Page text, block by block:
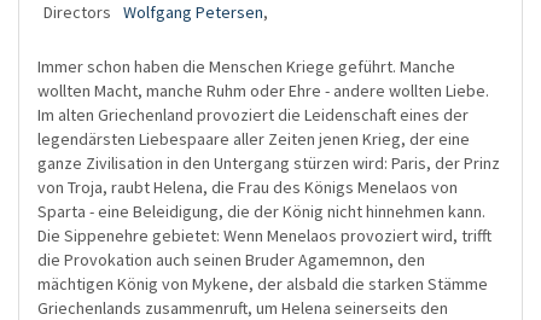
Directors
Wolfgang Petersen,
Immer schon haben die Menschen Kriege geführt. Manche
wollten Macht, manche Ruhm oder Ehre - andere wollten Liebe.
Im alten Griechenland provoziert die Leidenschaft eines der
legendärsten Liebespaare aller Zeiten jenen Krieg, der eine
ganze Zivilisation in den Untergang stürzen wird: Paris, der Prinz
von Troja, raubt Helena, die Frau des Königs Menelaos von
Sparta - eine Beleidigung, die der König nicht hinnehmen kann.
Die Sippenehre gebietet: Wenn Menelaos provoziert wird, trifft
die Provokation auch seinen Bruder Agamemnon, den
mächtigen König von Mykene, der alsbald die starken Stämme
Griechenlands zusammenruft, um Helena seinerseits den